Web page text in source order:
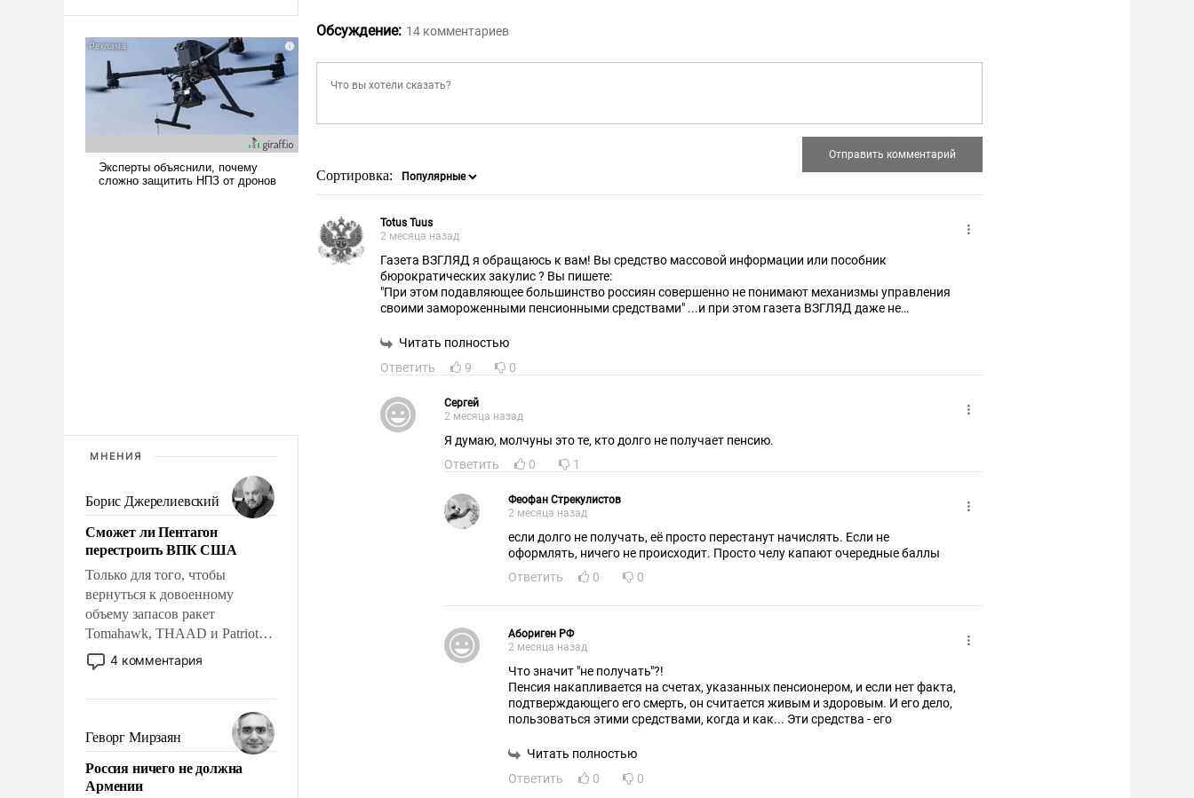
МНЕНИЯ
Борис Джерелиевский
Сможет ли Пентагон
перестроить ВПК США
Только для того, чтобы
вернуться к довоенному
объему запасов ракет
Tomahawk, THAAD и Patriot
США потребуется более трех
лет. Даже небольшая война с
Сложившаяся ситуация
означает многолетний период
уязвимости США, например,
перед Китаем.
4 комментария
Геворг Мирзаян
Россия ничего не должна
Армении
Обсуждение: 14 комментариев
Сортировка:
Totus Tuus
2 месяца назад
Газета ВЗГЛЯД я обращаюсь к вам! Вы средство массовой информации или пособник
бюрократических закулис ? Вы пишете:
"При этом подавляющее большинство россиян совершенно не понимают механизмы управления
своими замороженными пенсионными средствами" ...и при этом газета ВЗГЛЯД даже не
пенсию. И мне интересно поскольку это может затрагивать и мои права. Почему вы не
Читать полностью
Ответить
9 0
Сергей
2 месяца назад
Я думаю, молчуны это те, кто долго не получает пенсию.
Ответить
0 1
Феофан Стрекулистов
2 месяца назад
если долго не получать, её просто перестанут начислять. Если не
оформлять, ничего не происходит. Просто челу капают очередные баллы
Ответить
0 0
Абориген РФ
2 месяца назад
Что значит "не получать"?!
Пенсия накапливается на счетах, указанных пенсионером, и если нет факта,
подтверждающего его смерть, он считается живым и здоровым. И его дело,
пользоваться этими средствами, когда и как... Эти средства - его
Читать полностью
Ответить
0 0